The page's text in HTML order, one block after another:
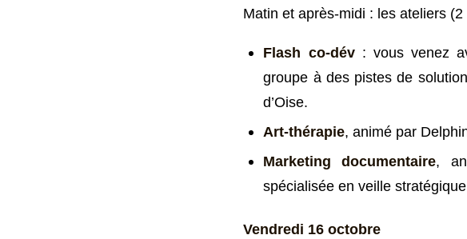
Matin et après-midi : les ateliers
Flash co-dév: vous venez
groupe à des pistes de
d’Oise.
Art-thérapie, animé par
Marketing documentaire,
spécialisée en veille
Vendredi 16 octobre